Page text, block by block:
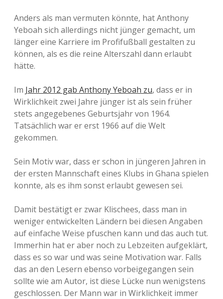
Anders als man vermuten könnte, hat Anthony
Yeboah sich allerdings nicht jünger gemacht, um
länger eine Karriere im Profifußball gestalten zu
können, als es die reine Alterszahl dann erlaubt
hätte.
Im Jahr 2012 gab Anthony Yeboah zu, dass er in
Wirklichkeit zwei Jahre jünger ist als sein früher
stets angegebenes Geburtsjahr von 1964.
Tatsächlich war er erst 1966 auf die Welt
gekommen.
Sein Motiv war, dass er schon in jüngeren Jahren in
der ersten Mannschaft eines Klubs in Ghana spielen
konnte, als es ihm sonst erlaubt gewesen sei.
Damit bestätigt er zwar Klischees, dass man in
weniger entwickelten Ländern bei diesen Angaben
auf einfache Weise pfuschen kann und das auch tut.
Immerhin hat er aber noch zu Lebzeiten aufgeklärt,
dass es so war und was seine Motivation war. Falls
das an den Lesern ebenso vorbeigegangen sein
sollte wie am Autor, ist diese Lücke nun wenigstens
geschlossen. Der Mann war in Wirklichkeit immer